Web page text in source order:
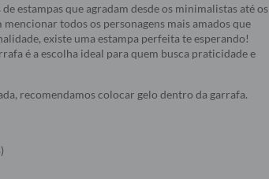
estampas que agradam desde os minimalistas até os
todos os personagens mais amados que
existe uma estampa perfeita te esperando!
é a escolha ideal para quem busca praticidade e
recomendamos colocar gelo dentro da garrafa.